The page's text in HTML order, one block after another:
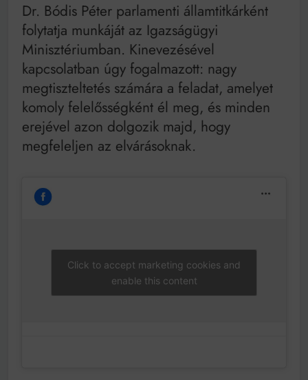
Bitumenes lapostetők: a bevált technológia akkor
működik, ha jól van felújítva
Dr. Bódis Péter parlamenti államtitkárként
folytatja munkáját az Igazságügyi
Minisztériumban. Kinevezésével
kapcsolatban úgy fogalmazott: nagy
megtiszteltetés számára a feladat, amelyet
komoly felelősségként él meg, és minden
erejével azon dolgozik majd, hogy
megfeleljen az elvárásoknak.
Click to accept marketing cookies and
enable this content